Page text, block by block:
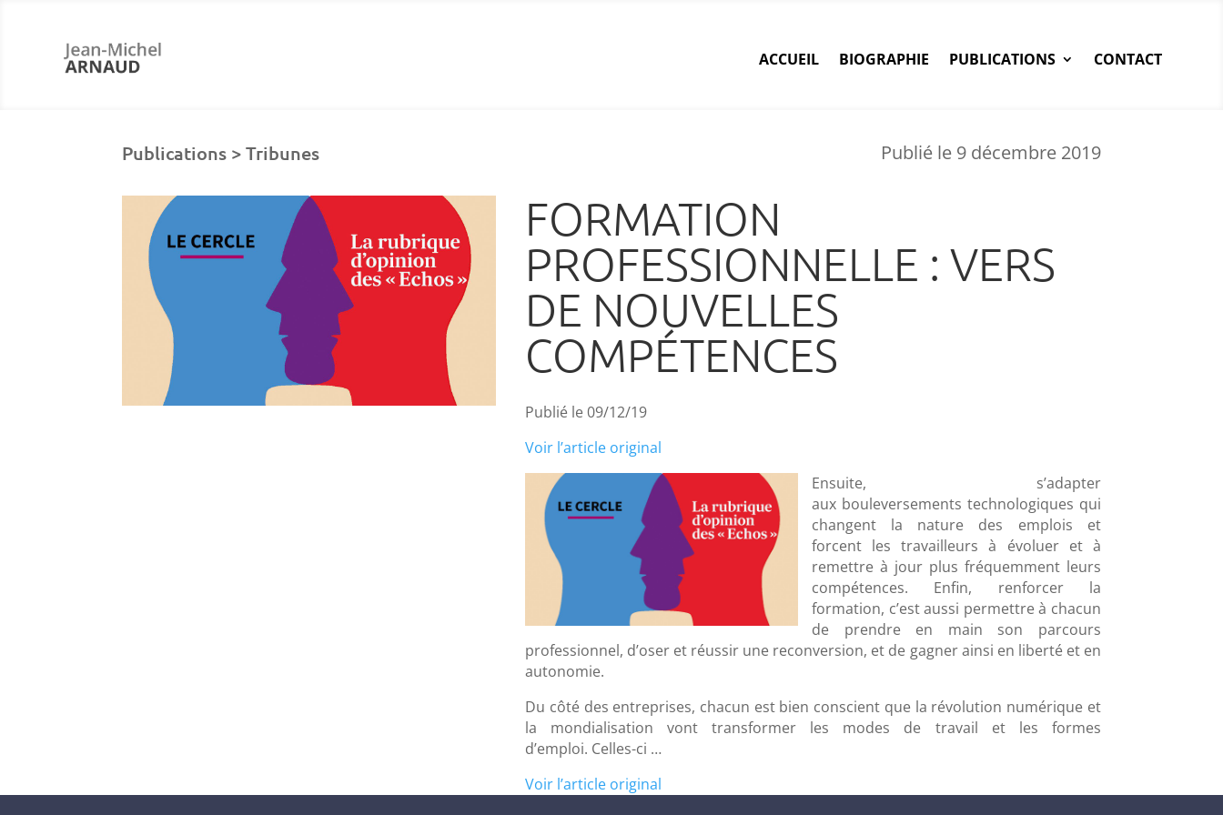
ACCUEIL BIOGRAPHIE PUBLICATIONS CONTACT
Publications > Tribunes Publié le 9 décembre 2019
FORMATION
PROFESSIONNELLE : VERS
DE NOUVELLES
COMPÉTENCES
Publié le 09/12/19
Voir l’article original
Ensuite, s’adapter
aux bouleversements technologiques qui
changent la nature des emplois et
forcent les travailleurs à évoluer et à
remettre à jour plus fréquemment leurs
compétences. Enfin, renforcer la
formation, c’est aussi permettre à chacun
de prendre en main son parcours
professionnel, d’oser et réussir une reconversion, et de gagner ainsi en liberté et en
autonomie.
Du côté des entreprises, chacun est bien conscient que la révolution numérique et
la mondialisation vont transformer les modes de travail et les formes
d’emploi. Celles-ci …
Voir l’article original